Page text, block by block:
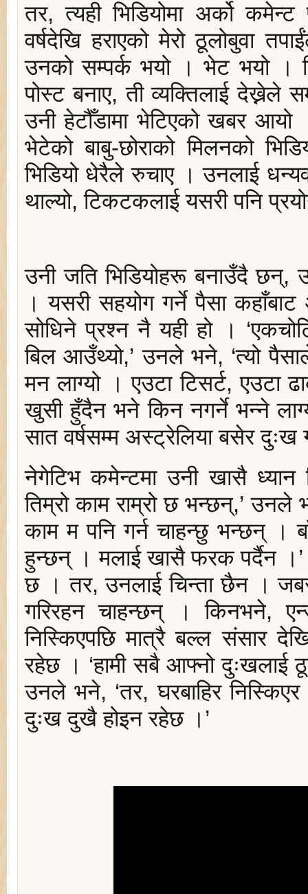
तर, त्यही भिडियोमा अर्को
वर्षदेखि हराएको मेरो ठूलोबुवा
उनको सम्पर्क भयो । भेट भयो ।
पोस्ट बनाए, ती व्यक्तिलाई देख्नेले
उनी हेटौँडामा भेटिएको खबर
भेटेको बाबु-छोराको मिलनको
भिडियो धेरैले रुचाए । उनलाई
थाल्यो, टिकटकलाई यसरी पनि
उनी जति भिडियोहरू बनाउँदै छन्,
। यसरी सहयोग गर्ने पैसा
सोधिने प्रश्न नै यही हो ।
बिल आउँथ्यो,’ उनले भने, ‘त्यो
मन लाग्यो । एउटा टिसर्ट, एउटा
खुसी हुँदैन भने किन नगर्ने भन्‍ने
सात वर्षसम्म अस्ट्रेलिया बसेर दुःख
नेगेटिभ कमेन्टमा उनी खासै
तिम्रो काम राम्रो छ भन्छन्,’
काम म पनि गर्न चाहन्छु भन्छन् ।
हुन्छन् । मलाई खासै फरक पर्दैन
छ । तर, उनलाई चिन्ता छैन ।
गरिरहन चाहन्छन् । किनभने,
निस्किएपछि मात्रै बल्ल संसार
रहेछ । ‘हामी सबै आफ्नो दुःखलाई
उनले भने, ‘तर, घरबाहिर
दुःख दुखै होइन रहेछ ।’